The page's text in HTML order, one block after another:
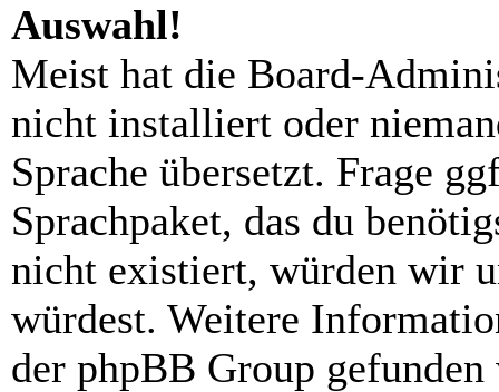
Auswahl!
Meist hat die Board-
nicht installiert oder
Sprache übersetzt. Frage
Sprachpaket, das du
nicht existiert, würden wir
würdest. Weitere
der phpBB Group